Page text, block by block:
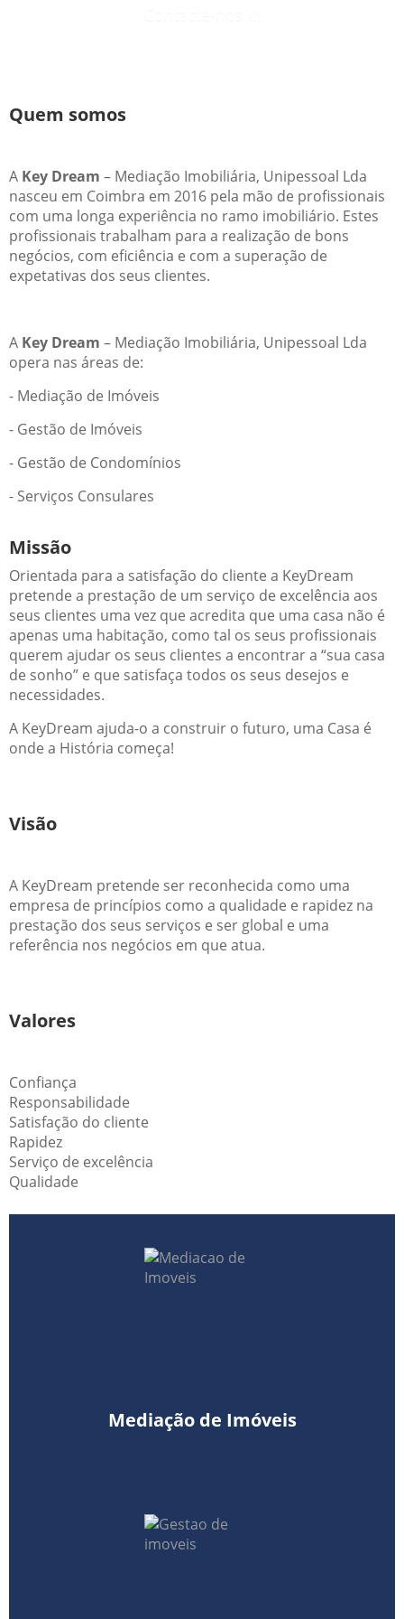
Quem somos
A Key Dream – Mediação Imobiliária, Unipessoal Lda
nasceu em Coimbra em 2016 pela mão de profissionais
com uma longa experiência no ramo imobiliário. Estes
profissionais trabalham para a realização de bons
negócios, com eficiência e com a superação de
expetativas dos seus clientes.
A Key Dream – Mediação Imobiliária, Unipessoal Lda
opera nas áreas de:
- Mediação de Imóveis
- Gestão de Imóveis
- Gestão de Condomínios
- Serviços Consulares
Missão
Orientada para a satisfação do cliente a KeyDream
pretende a prestação de um serviço de excelência aos
seus clientes uma vez que acredita que uma casa não é
apenas uma habitação, como tal os seus profissionais
querem ajudar os seus clientes a encontrar a “sua casa
de sonho” e que satisfaça todos os seus desejos e
necessidades.
A KeyDream ajuda-o a construir o futuro, uma Casa é
onde a História começa!
Visão
A KeyDream pretende ser reconhecida como uma
empresa de princípios como a qualidade e rapidez na
prestação dos seus serviços e ser global e uma
referência nos negócios em que atua.
Valores
Confiança
Responsabilidade
Satisfação do cliente
Rapidez
Serviço de excelência
Qualidade
Mediação de Imóveis